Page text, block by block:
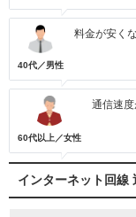
40代／男性
料金が安く
60代以上／女性
通信速度
インターネット回線